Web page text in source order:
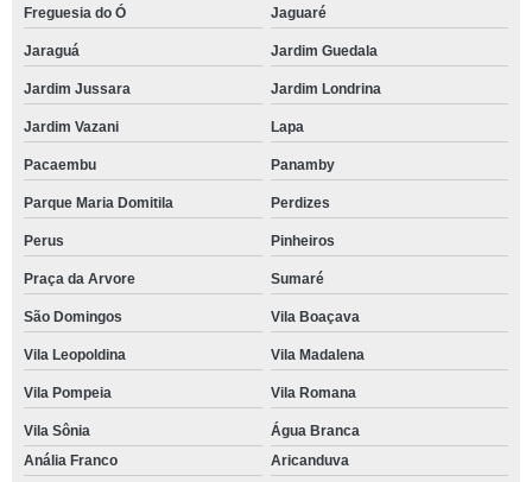
Freguesia do Ó Jaguaré
Jaraguá Jardim Guedala
Jardim Jussara Jardim Londrina
Jardim Vazani Lapa
Pacaembu Panamby
Parque Maria Domitila Perdizes
Perus Pinheiros
Praça da Arvore Sumaré
São Domingos Vila Boaçava
Vila Leopoldina Vila Madalena
Vila Pompeia Vila Romana
Vila Sônia
Água Branca
Anália Franco
Aricanduva